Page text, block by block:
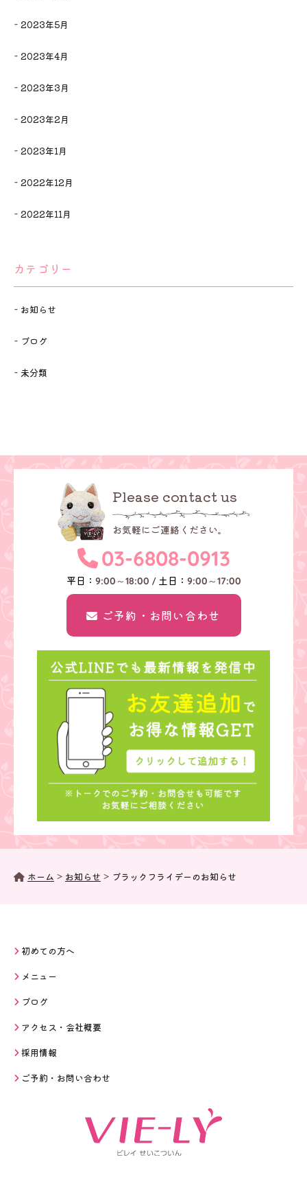
2023年5月
2023年4月
2023年3月
2023年2月
2023年1月
2022年12月
2022年11月
カテゴリー
お知らせ
ブログ
未分類
Please contact us
お気軽にご連絡ください。
03-6808-0913
平日： 9:00～18:00 / 土日： 9:00～17:00
ご予約・お問い合わせ
ホーム > お知らせ > ブラックフライデーのお知らせ
初めての方へ
メニュー
ブログ
アクセス・会社概要
採用情報
ご予約・お問い合わせ